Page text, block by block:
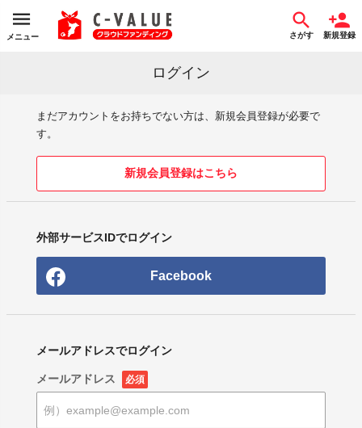
メニュー さがす 新規登録
ログイン
まだアカウントをお持ちでない方は、新規会員登録が必要で
す。
新規会員登録はこちら
外部サービスIDでログイン
Facebook
メールアドレスでログイン
メールアドレス 必須